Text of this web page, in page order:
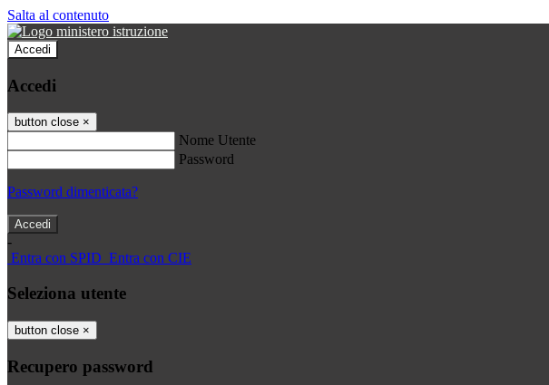
Salta al contenuto
Accedi
Accedi
button close ×
Nome Utente
Password
Password dimenticata?
-
Entra con SPID Entra con CIE
Seleziona utente
button close ×
Recupero password